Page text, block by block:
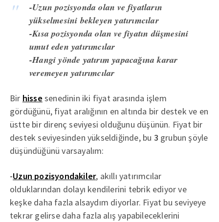
-Uzun pozisyonda olan ve fiyatların
yükselmesini bekleyen yatırımcılar
-Kısa pozisyonda olan ve fiyatın düşmesini
umut eden yatırımcılar
-Hangi yönde yatırım yapacağına karar
veremeyen yatırımcılar
Bir hisse senedinin iki fiyat arasında işlem
gördüğünü, fiyat aralığının en altında bir destek ve en
üstte bir direnç seviyesi olduğunu düşünün. Fiyat bir
destek seviyesinden yükseldiğinde, bu 3 grubun şöyle
düşündüğünü varsayalım:
-Uzun pozisyondakiler, akıllı yatırımcılar
olduklarından dolayı kendilerini tebrik ediyor ve
keşke daha fazla alsaydım diyorlar. Fiyat bu seviyeye
tekrar gelirse daha fazla alış yapabileceklerini